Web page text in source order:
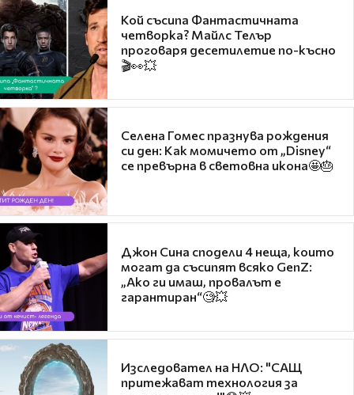
Кой съсипа Фантастичната
четворка? Майлс Телър
проговаря десетилетие по-късно
🎬👀💥
Селена Гомес празнува рождения
си ден: Как момичето от „Disney“
се превърна в световна икона🤩🎂
Джон Сина сподели 4 неща, които
могат да съсипят всяко GenZ:
„Ако ги имаш, провалът е
гарантиран“🧐💥
Изследовател на НЛО: "САЩ
притежават технология за